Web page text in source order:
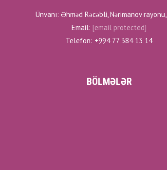
Ünvanı: Əhməd Rəcəbli, Nərimanov rayonu,
Email: [email protected]
Telefon: +994 77 384 13 14
BÖLMƏLƏR